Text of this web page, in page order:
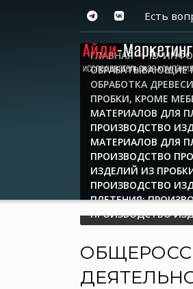
Есть
ГЛАВНАЯ ID-ИНФО
ОБРАБАТЫВАЮЩИЕ
ОБРАБОТКА
ПРОБКИ, КРОМЕ
МАТЕРИАЛОВ ДЛЯ
ПРОИЗВОДСТВО
МАТЕРИАЛОВ ДЛЯ
ПРОИЗВОДСТВО
ИЗДЕЛИЙ ИЗ
ПРОИЗВОДСТВО
ПЛЕТЕНИЯ;
ПРОИЗВОДСТВО